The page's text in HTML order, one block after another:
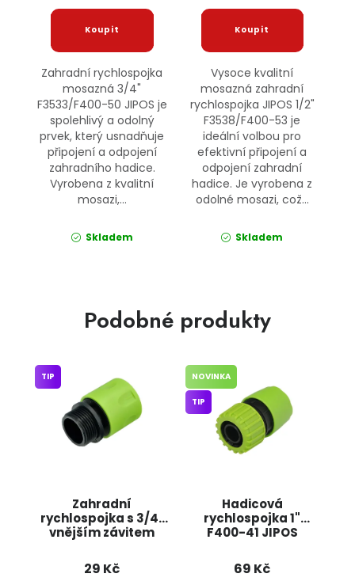
Zahradní rychlospojka
mosazná 3/4"
F3533/F400-50 JIPOS je
spolehlivý a odolný
prvek, který usnadňuje
připojení a odpojení
zahradního hadice.
Vyrobena z kvalitní
mosazi,...
Skladem
Vysoce kvalitní
mosazná zahradní
rychlospojka JIPOS 1/2"
F3538/F400-53 je
ideální volbou pro
efektivní připojení a
odpojení zahradní
hadice. Je vyrobena z
odolné mosazi, což...
Skladem
Podobné produkty
Zahradní
rychlospojka s 3/4"
vnějším závitem
TIP
29 Kč
Hadicová
rychlospojka 1"
F400-41 JIPOS
NOVINKA
TIP
69 Kč